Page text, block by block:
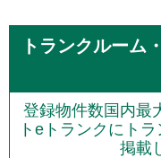
トランクルーム
登録物件数国内最
トeトランクにト
掲載